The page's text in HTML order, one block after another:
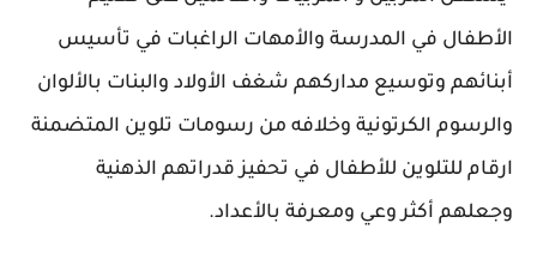
الأطفال في المدرسة والأمهات الراغبات في تأسيس
أبنائهم وتوسيع مداركهم شغف الأولاد والبنات بالألوان
والرسوم الكرتونية وخلافه من رسومات تلوين المتضمنة
ارقام للتلوين للأطفال في تحفيز قدراتهم الذهنية
وجعلهم أكثر وعي ومعرفة بالأعداد.